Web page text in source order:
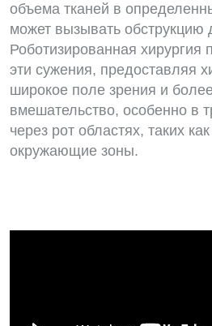
объема тканей в
может вызывать обструкцию
Роботизированная хирургия
эти сужения, предоставляя
широкое поле зрения и
вмешательство, особенно в
через рот областях, таких
окружающие зоны.